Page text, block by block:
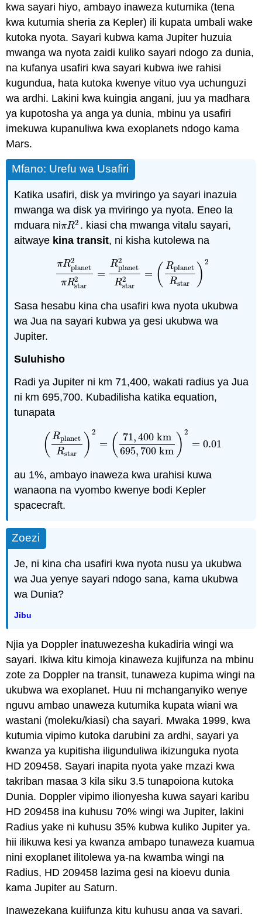
kwa sayari hiyo, ambayo inaweza kutumika (tena
kwa kutumia sheria za Kepler) ili kupata umbali wake
kutoka nyota. Sayari kubwa kama Jupiter huzuia
mwanga wa nyota zaidi kuliko sayari ndogo za dunia,
na kufanya usafiri kwa sayari kubwa iwe rahisi
kugundua, hata kutoka kwenye vituo vya uchunguzi
wa ardhi. Lakini kwa kuingia angani, juu ya madhara
ya kupotosha ya anga ya dunia, mbinu ya usafiri
imekuwa kupanuliwa kwa exoplanets ndogo kama
Mars.
Mfano
\PageIndex
1
\PageIndex
1
: Urefu wa Usafiri
Katika usafiri, disk ya mviringo ya sayari inazuia
mwanga wa disk ya mviringo ya nyota. Eneo la
mduara niπR2
πR2. kiasi cha mwanga vitalu sayari,
aitwaye kina transit, ni kisha kutolewa na
πR2
planet
πR2
star
=
R2
planet
R2
star
= ( Rplanet
Rstar ) 2
πRplanet2πRstar2 =R planet2R star
Sasa hesabu kina cha usafiri kwa nyota ukubwa
wa Jua na sayari kubwa ya gesi ukubwa wa
Jupiter.
Suluhisho
Radi ya Jupiter ni km 71,400, wakati radius ya Jua
ni km 695,700. Kubadilisha katika equation,
tunapata
( Rplanet
Rstar ) 2
= ( 71,400km
695, 700 km ) 2
= 0.01
(RplanetR star 2 =(71,400km 695,700km
au 1%, ambayo inaweza kwa urahisi kuwa
wanaona na vyombo kwenye bodi Kepler
spacecraft.
Zoezi
\PageIndex
\PageIndex
1
Je, ni kina cha usafiri kwa nyota nusu ya ukubwa
wa Jua yenye sayari ndogo sana, kama ukubwa
wa Dunia?
Jibu
Njia ya Doppler inatuwezesha kukadiria wingi wa
sayari. Ikiwa kitu kimoja kinaweza kujifunza na mbinu
zote za Doppler na transit, tunaweza kupima wingi na
ukubwa wa exoplanet. Huu ni mchanganyiko wenye
nguvu ambao unaweza kutumika kupata wiani wa
wastani (moleku/kiasi) cha sayari. Mwaka 1999, kwa
kutumia vipimo kutoka darubini za ardhi, sayari ya
kwanza ya kupitisha iligunduliwa ikizunguka nyota
HD 209458. Sayari inapita nyota yake mzazi kwa
takriban masaa 3 kila siku 3.5 tunapoiona kutoka
Dunia. Doppler vipimo ilionyesha kuwa sayari karibu
HD 209458 ina kuhusu 70% wingi wa Jupiter, lakini
Radius yake ni kuhusu 35% kubwa kuliko Jupiter ya.
hii ilikuwa kesi ya kwanza ambapo tunaweza kuamua
nini exoplanet ilitolewa ya-na kwamba wingi na
Radius, HD 209458 lazima gesi na kioevu dunia
kama Jupiter au Saturn.
Inawezekana kujifunza kitu kuhusu anga ya sayari.